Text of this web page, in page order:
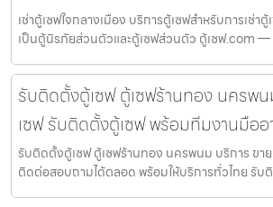
เช่าตู้เซฟใจกลางเมือง บริการตู้เซฟสำหรับการเช่า
เป็นตู้นิรภัยส่วนตัวและตู้เซฟส่วนตัว ตู้เซฟ.com —
รับติดตั้งตู้เซฟ ตู้เซฟร้านทอง นครพ
เซฟ รับติดตั้งตู้เซฟ พร้อมทีมงานมือ
รับติดตั้งตู้เซฟ ตู้เซฟร้านทอง นครพนม บริการ ขา
ติดต่อสอบถามได้ตลอด พร้อมให้บริการทั่วไทย รับ